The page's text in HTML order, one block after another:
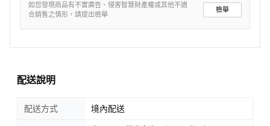
如您發現商品有不實廣告、侵害智慧財產權或其他不適
合銷售之情形，請提出檢舉
檢舉
配送說明
配送方式 境內配送